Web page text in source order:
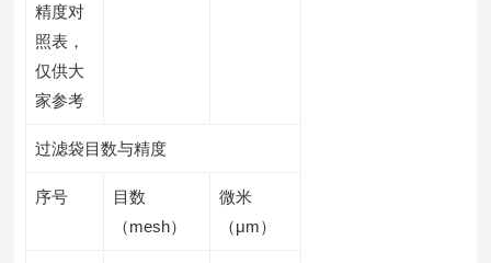
精度对
照表，
仅供大
家参考
过滤袋目数与精度
序号
目数
（mesh）
微米
（μm）